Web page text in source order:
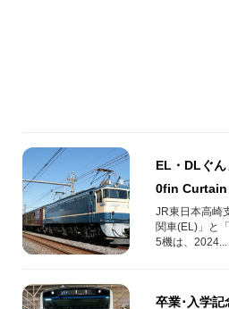
EL・DLぐ
0fin Curtain
ます！
JR東日本高崎
関車(EL)」と
5機は、2024...
卒業･入学記